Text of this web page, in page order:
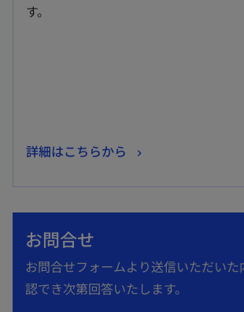
す。
詳細はこちらから
タ
で
開
お問合せ
お問合せフォームより送信いただい
認でき次第回答いたします。